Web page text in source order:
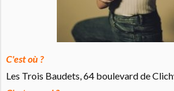
C'est où ?
Les Trois Baudets, 64 boulevard de